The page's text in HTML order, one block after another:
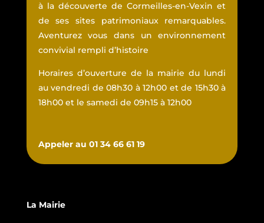
à la découverte de Cormeilles-en-Vexin et
de ses sites patrimoniaux remarquables.
Aventurez vous dans un environnement
convivial rempli d’histoire
Horaires d’ouverture de la mairie du lundi
au vendredi de 08h30 à 12h00 et de 15h30 à
18h00 et le samedi de 09h15 à 12h00
Appeler au 01 34 66 61 19
La Mairie